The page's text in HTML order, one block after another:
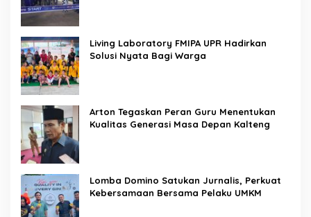
Living Laboratory FMIPA UPR Hadirkan
Solusi Nyata Bagi Warga
Arton Tegaskan Peran Guru Menentukan
Kualitas Generasi Masa Depan Kalteng
Lomba Domino Satukan Jurnalis, Perkuat
Kebersamaan Bersama Pelaku UMKM